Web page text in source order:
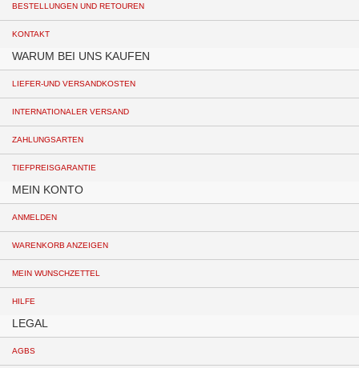
BESTELLUNGEN UND RETOUREN
KONTAKT
WARUM BEI UNS KAUFEN
LIEFER-UND VERSANDKOSTEN
INTERNATIONALER VERSAND
ZAHLUNGSARTEN
TIEFPREISGARANTIE
MEIN KONTO
ANMELDEN
WARENKORB ANZEIGEN
MEIN WUNSCHZETTEL
HILFE
LEGAL
AGBS